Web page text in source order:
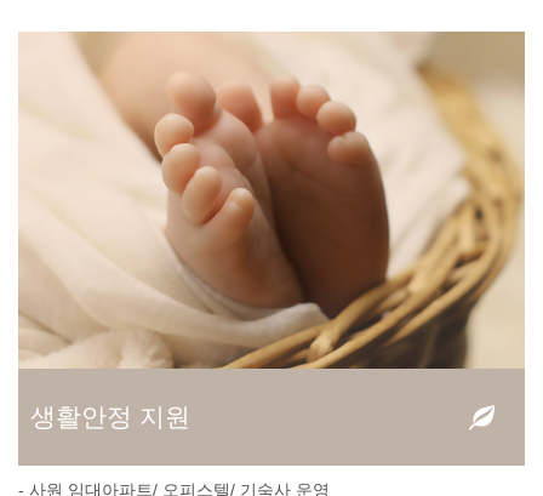
생활안정 지원
- 사원 임대아파트/ 오피스텔/ 기숙사 운영